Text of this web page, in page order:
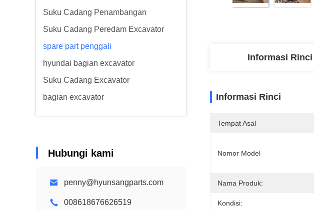
Suku Cadang Penambangan
Suku Cadang Peredam Excavator
spare part penggali
hyundai bagian excavator
Suku Cadang Excavator
bagian excavator
Hubungi kami
penny@hyunsangparts.com
008618676626519
Informasi Rinci
Informasi Rinci
Tempat Asal
Nomor Model
Nama Produk:
Kondisi: